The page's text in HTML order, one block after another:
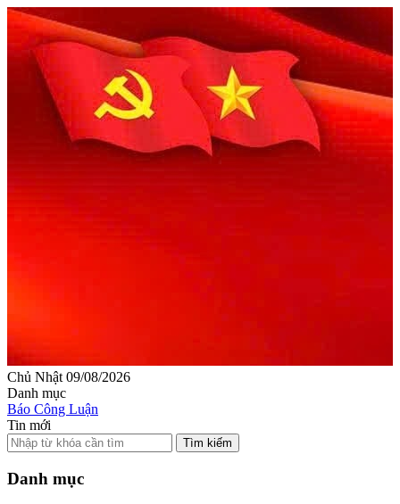
Chủ Nhật 09/08/2026
Danh mục
Báo Công Luận
Tin mới
Tìm kiếm
Danh mục